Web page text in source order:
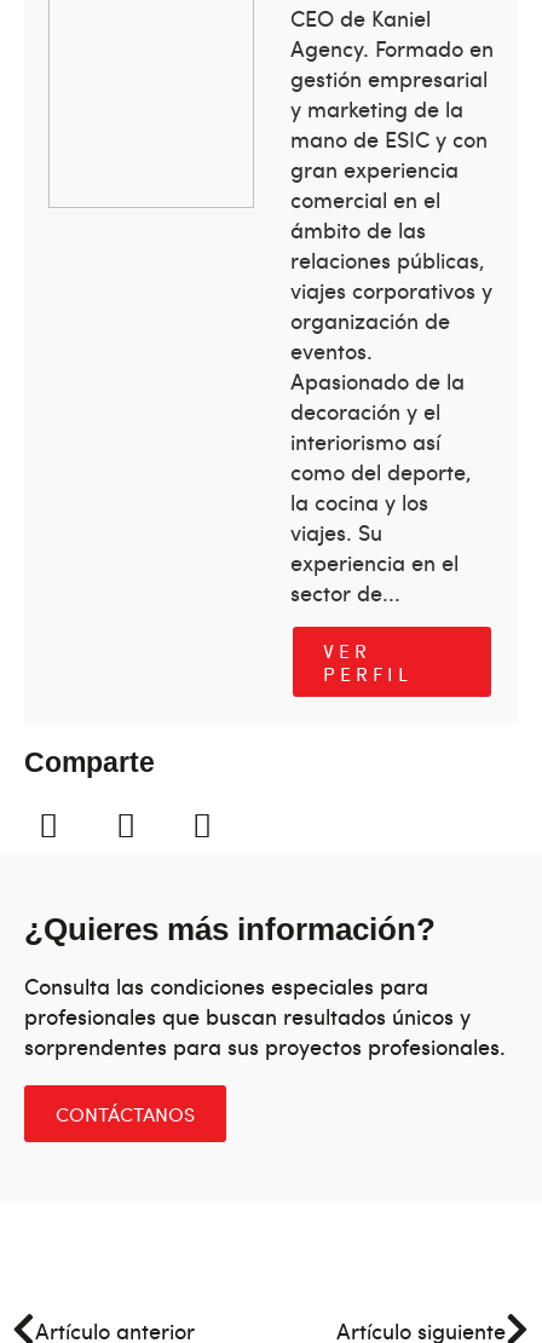
CEO de Kaniel
Agency. Formado en
gestión empresarial
y marketing de la
mano de ESIC y con
gran experiencia
comercial en el
ámbito de las
relaciones públicas,
viajes corporativos y
organización de
eventos.
Apasionado de la
decoración y el
interiorismo así
como del deporte,
la cocina y los
viajes. Su
experiencia en el
sector de...
VER
PERFIL
Comparte
¿Quieres más información?
Consulta las condiciones especiales para
profesionales que buscan resultados únicos y
sorprendentes para sus proyectos profesionales.
CONTÁCTANOS
Artículo anterior Artículo siguiente